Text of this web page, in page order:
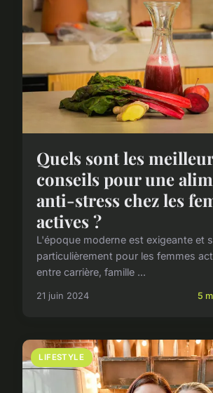
Quels sont les
conseils pour une
anti-stress chez les
actives ?
L'époque moderne est exigeante et
particulièrement pour les femmes
entre carrière, famille ...
21 juin 2024 5
LIFESTYLE